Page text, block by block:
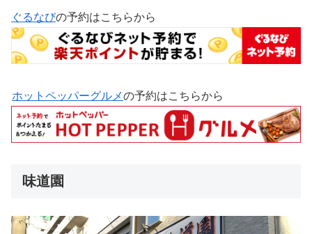
ぐるなびの予約はこちらから
ホットペッパーグルメの予約はこちらから
味道園